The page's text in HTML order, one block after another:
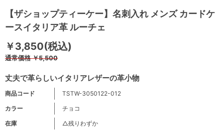
【ザショップティーケー】名刺入れ メンズ カードケ
ースイタリア革 ルーチェ
丈夫で革らしいイタリアレザーの革小物
￥3,850(税込)
通常価格￥5,500
商品コード
TSTW-3050122-012
カラー
チョコ
在庫
△残りわずか